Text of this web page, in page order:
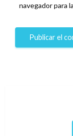
navegador para